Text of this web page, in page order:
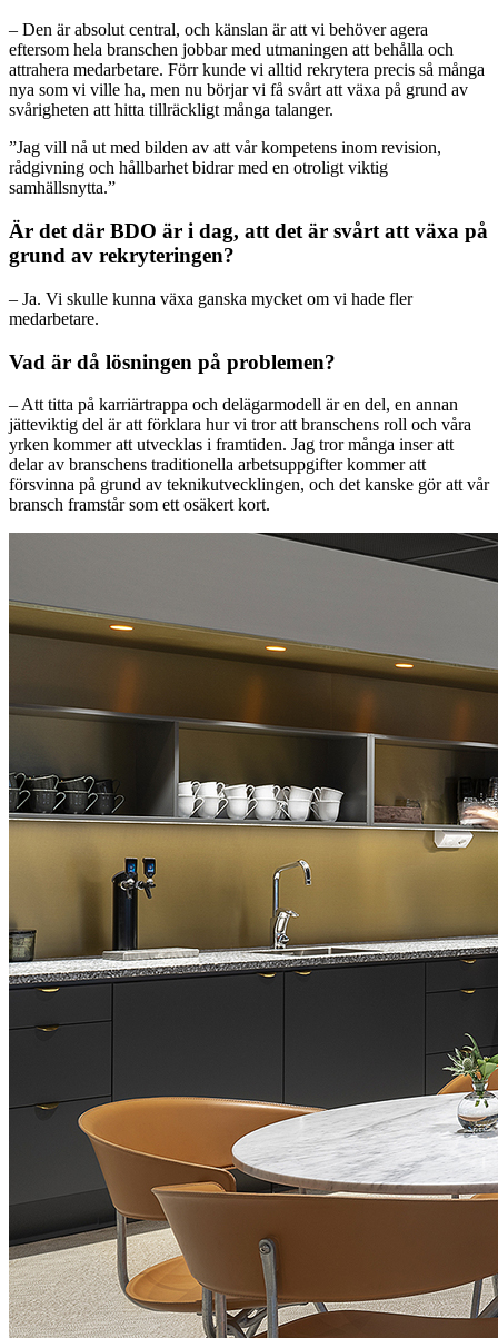
– Den är absolut central, och känslan är att vi behöver agera
eftersom hela branschen jobbar med utmaningen att behålla och
attrahera medarbetare. Förr kunde vi alltid rekrytera precis så många
nya som vi ville ha, men nu börjar vi få svårt att växa på grund av
svårigheten att hitta tillräckligt många talanger.
”Jag vill nå ut med bilden av att vår kompetens inom revision,
rådgivning och hållbarhet bidrar med en otroligt viktig
samhällsnytta.”
Är det där BDO är i dag, att det är svårt att växa på
grund av rekryteringen?
– Ja. Vi skulle kunna växa ganska mycket om vi hade fler
medarbetare.
Vad är då lösningen på problemen?
– Att titta på karriärtrappa och delägarmodell är en del, en annan
jätteviktig del är att förklara hur vi tror att branschens roll och våra
yrken kommer att utvecklas i framtiden. Jag tror många inser att
delar av branschens traditionella arbetsuppgifter kommer att
försvinna på grund av teknikutvecklingen, och det kanske gör att vår
bransch framstår som ett osäkert kort.